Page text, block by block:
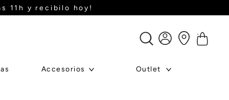
Cuotas
Accesorios Outlet